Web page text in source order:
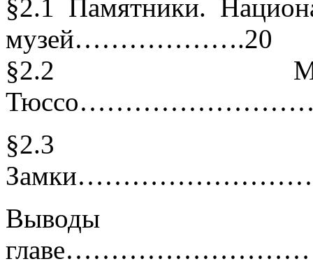
§2.1 Памятники.
музей……………….20
§2.2
§2.3
Выводы